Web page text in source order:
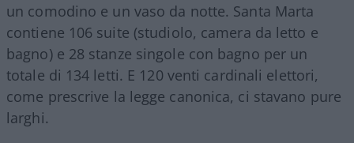
un comodino e un vaso da notte. Santa Marta
contiene 106 suite (studiolo, camera da letto e
bagno) e 28 stanze singole con bagno per un
totale di 134 letti. E 120 venti cardinali elettori,
come prescrive la legge canonica, ci stavano pure
larghi.